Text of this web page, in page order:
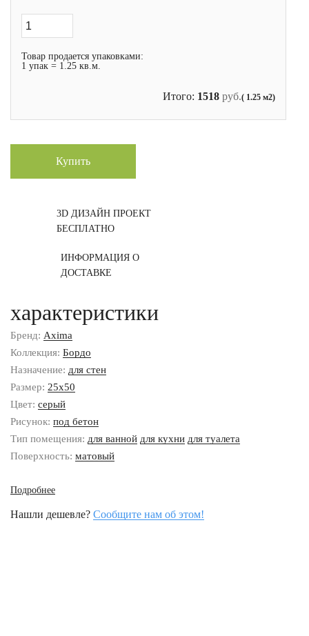
Товар продается упаковками:
1 упак = 1.25 кв.м.
Итого: 1518 руб.( 1.25 м2)
Купить
3D ДИЗАЙН ПРОЕКТ
БЕСПЛАТНО
ИНФОРМАЦИЯ О
ДОСТАВКЕ
характеристики
Бренд: Axima
Коллекция: Бордо
Назначение: для стен
Размер: 25x50
Цвет: серый
Рисунок: под бетон
Тип помещения: для ванной для кухни для туалета
Поверхность: матовый
Подробнее
Нашли дешевле? Сообщите нам об этом!